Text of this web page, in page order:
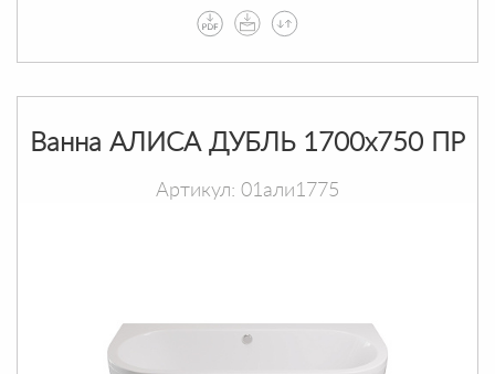
Ванна АЛИСА ДУБЛЬ 1700х750 ПР
Артикул: 01али1775